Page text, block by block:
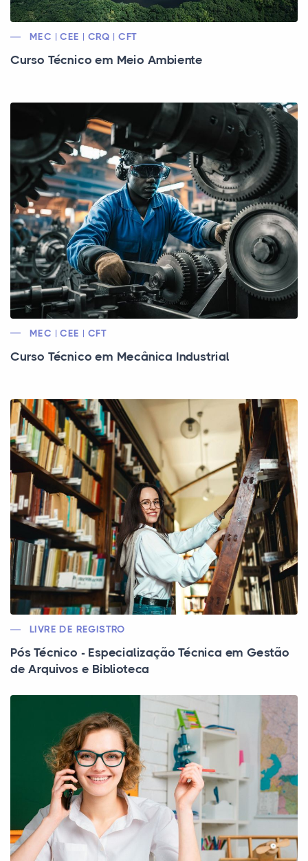
MEC | CEE | CRQ | CFT
Curso Técnico em Meio Ambiente
MEC | CEE | CFT
Curso Técnico em Mecânica Industrial
LIVRE DE REGISTRO
Pós Técnico - Especialização Técnica em Gestão
de Arquivos e Biblioteca